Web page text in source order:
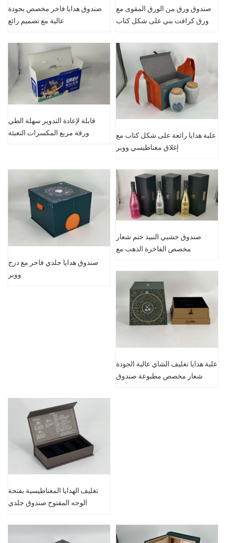
صندوق هدايا فاخر مخصص بجودة
عالية مع تصميم رائع
صندوق ورق من الورق المقوى مع
ورق كرافت بني على شكل كتاب
قابلة لإعادة التدوير سهلة الطي
ورقة مربع المكسرات التعبئة
علبة هدايا رائعة على شكل كتاب مع
إغلاق مغناطيسي ووبر
صندوق هدايا جلدي فاخر مع درج
ووبر
صندوق خشبي النبيذ ختم شعار
مخصص الفاخرة الذهب مع
علبة هدايا تغليف الشاي عالية الجودة
شعار مخصص مطبوعة صندوق
تغليف الهدايا المغناطيسية بفتحة
الوجه المفتوح صندوق جلدي